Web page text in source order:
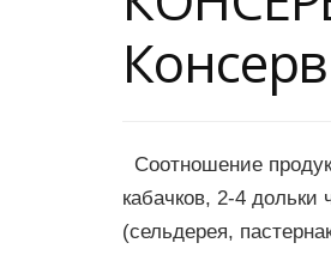
Соотношение
кабачков, 2-4 дольки
(сельдерея,